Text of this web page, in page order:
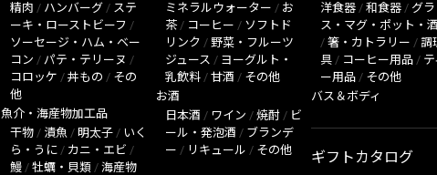
精肉 / ハンバーグ / ステ
ーキ・ローストビーフ /
ソーセージ・ハム・ベー
コン / パテ・テリーヌ /
コロッケ / 丼もの / その
他
魚介・海産物加工品
干物 / 漬魚 / 明太子 / いく
ら・うに / カニ・エビ /
鰻 / 牡蠣・貝類 / 海産物
ミネラルウォーター / お
茶 / コーヒー / ソフトド
リンク / 野菜・フルーツ
ジュース / ヨーグルト・
乳飲料 / 甘酒 / その他
お酒
日本酒 / ワイン / 焼酎 / ビ
ール・発泡酒 / ブランデ
ー / リキュール / その他
洋食器 / 和食器 / グラ
ス・マグ・ポット・
/ 箸・カトラリー / 調
具 / コーヒー用品 /
ー用品 / その他
バス＆ボディ
ギフトカタログ